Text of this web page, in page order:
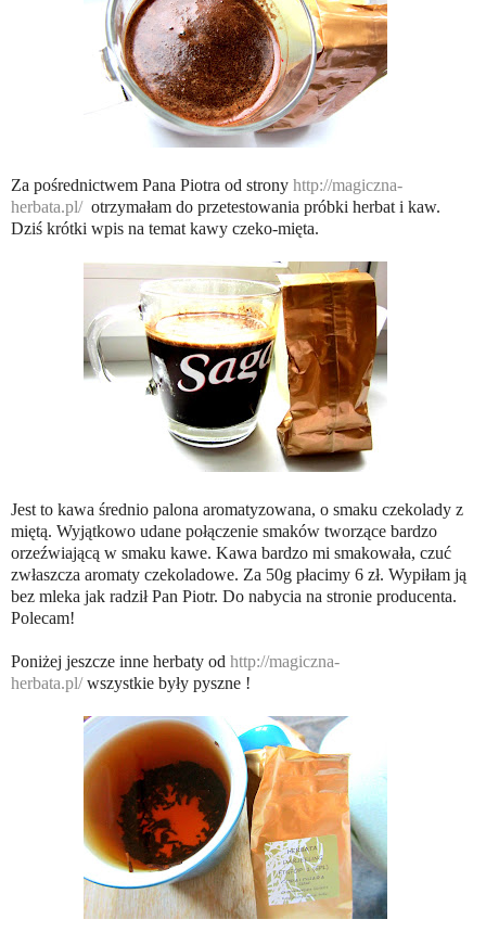
Za pośrednictwem Pana Piotra od strony http://magiczna-
herbata.pl/ otrzymałam do przetestowania próbki herbat i kaw.
Dziś krótki wpis na temat kawy czeko-mięta.
Jest to kawa średnio palona aromatyzowana, o smaku czekolady z
miętą. Wyjątkowo udane połączenie smaków tworzące bardzo
orzeźwiającą w smaku kawe. Kawa bardzo mi smakowała, czuć
zwłaszcza aromaty czekoladowe. Za 50g płacimy 6 zł. Wypiłam ją
bez mleka jak radził Pan Piotr. Do nabycia na stronie producenta.
Polecam!
Poniżej jeszcze inne herbaty od http://magiczna-
herbata.pl/wszystkie były pyszne !